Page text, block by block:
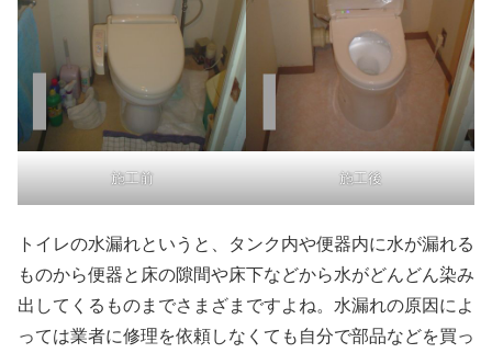
施工前 施工後
トイレの水漏れというと、タンク内や便器内に水が漏れる
ものから便器と床の隙間や床下などから水がどんどん染み
出してくるものまでさまざまですよね。水漏れの原因によ
っては業者に修理を依頼しなくても自分で部品などを買っ